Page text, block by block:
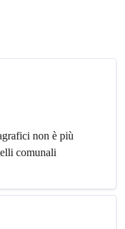
non è più
comunali